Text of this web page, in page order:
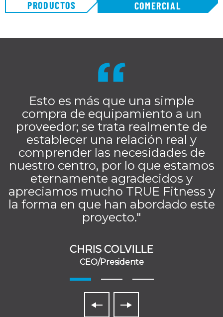
PRODUCTOS
COMERCIAL
Esto es más que una simple
compra de equipamiento a un
proveedor; se trata realmente de
establecer una relación real y
comprender las necesidades de
nuestro centro, por lo que estamos
eternamente agradecidos y
apreciamos mucho TRUE Fitness y
la forma en que han abordado este
proyecto."
CHRIS COLVILLE
CEO/Presidente